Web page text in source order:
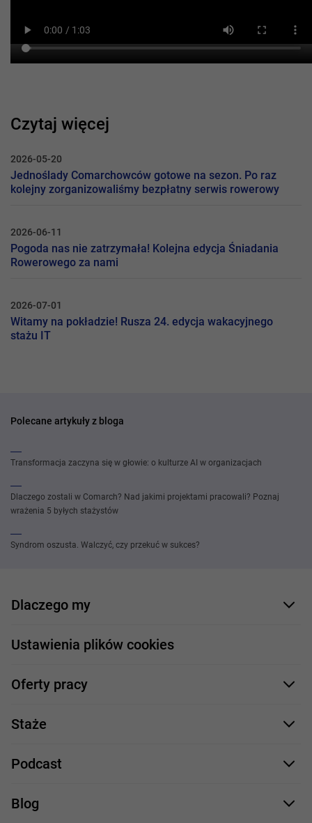
Czytaj więcej
2026-05-20
Jednoślady Comarchowców gotowe na sezon. Po raz
kolejny zorganizowaliśmy bezpłatny serwis rowerowy
2026-06-11
Pogoda nas nie zatrzymała! Kolejna edycja Śniadania
Rowerowego za nami
2026-07-01
Witamy na pokładzie! Rusza 24. edycja wakacyjnego
stażu IT
Polecane artykuły z bloga
Transformacja zaczyna się w głowie: o kulturze AI w organizacjach
Dlaczego zostali w Comarch? Nad jakimi projektami pracowali? Poznaj
wrażenia 5 byłych stażystów
Syndrom oszusta. Walczyć, czy przekuć w sukces?
Dlaczego my
Nasi pracownicy
Nasze projekty
Profile zawodowe
Ustawienia plików cookies
Oferty pracy
Formularz aplikacyjny
.NET
C++
Staże
Staże IT
Podcast
Comarch Careers
Blog